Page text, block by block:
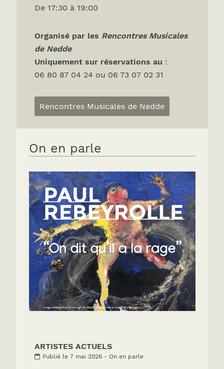
De 17:30 à 19:00
Organisé par les Rencontres Musicales
de Nedde
Uniquement sur réservations au :
06 80 87 04 24 ou 06 73 07 02 31
Rencontres Musicales de Nedde
On en parle
ARTISTES ACTUELS
Publié le 7 mai 2026 - On en parle